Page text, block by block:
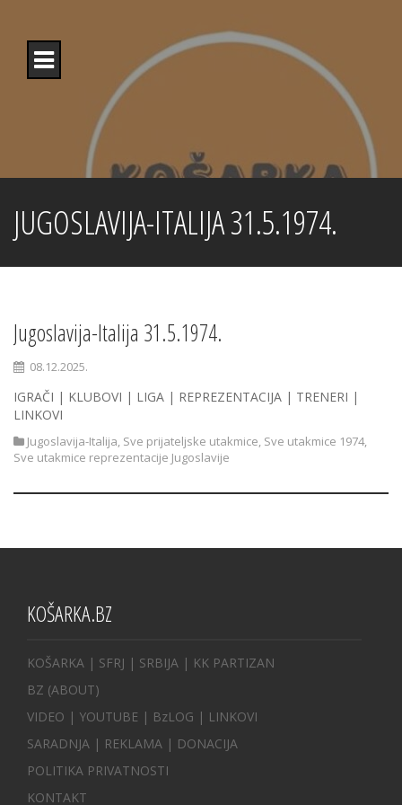
content
JUGOSLAVIJA-ITALIJA 31.5.1974.
Jugoslavija-Italija 31.5.1974.
08.12.2025.
IGRAČI | KLUBOVI | LIGA | REPREZENTACIJA | TRENERI |
LINKOVI
Jugoslavija-Italija, Sve prijateljske utakmice, Sve utakmice 1974,
Sve utakmice reprezentacije Jugoslavije
KOŠARKA.BZ
KOŠARKA | SFRJ | SRBIJA | KK PARTIZAN
BZ (ABOUT)
VIDEO | YOUTUBE | BzLOG | LINKOVI
SARADNJA | REKLAMA | DONACIJA
POLITIKA PRIVATNOSTI
KONTAKT